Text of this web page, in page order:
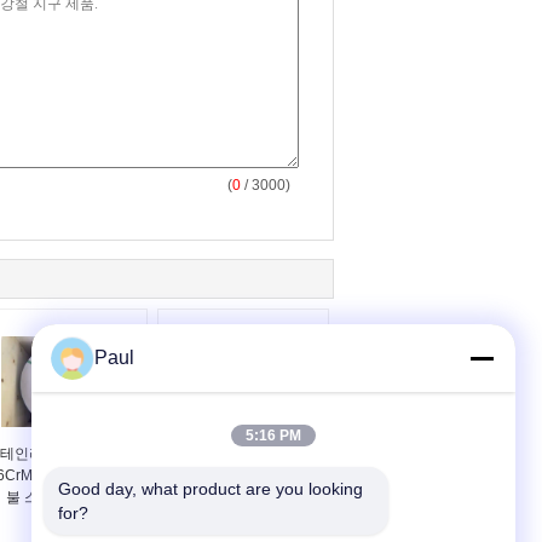
(0 / 3000)
인리스 스틸 페리틱
1 1.4113 냉
불 스틸 띠 테이프
불 스테인리스 스틸 스트
Paul
5:16 PM
Good day, what product are you looking
for?